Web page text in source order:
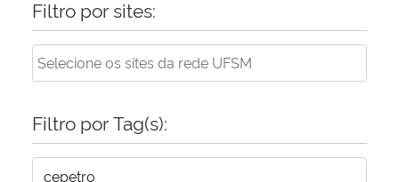
Filtro por sites:
Filtro por Tag(s):